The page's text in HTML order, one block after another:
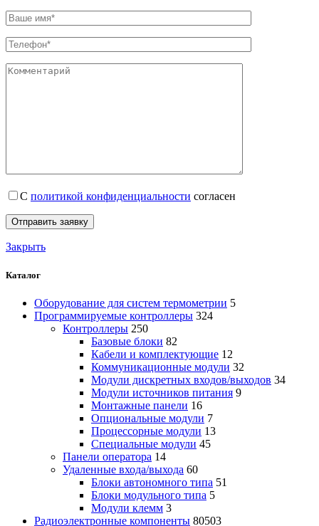
С политикой конфиденциальности согласен
Закрыть
Каталог
Оборудование для систем термометрии 5
Программируемые контроллеры 324
Контроллеры 250
Базовые блоки 82
Кабели и комплектующие 12
Коммуникационные модули 32
Модули дискретных входов/выходов 34
Модули источников питания 9
Монтажные панели 16
Опциональные модули 7
Процессорные модули 13
Специальные модули 45
Панели оператора 14
Удаленные входа/выхода 60
Блоки автономного типа 51
Блоки модульного типа 5
Модули клемм 3
Радиоэлектронные компоненты 80503